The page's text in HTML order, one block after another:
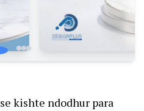
kishte ndodhur para